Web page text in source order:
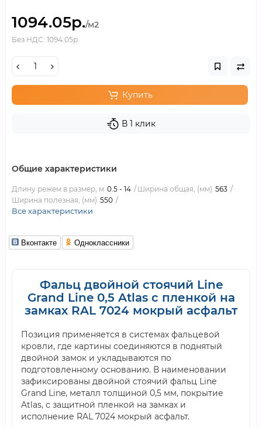
1094.05р./м2
Без НДС: 1094.05р.
Купить
В 1 клик
Общие характеристики
Длину режем в размер, м 0.5 - 14 Ширина общая, (мм) 563
Ширина полезная, (мм) 550
Все характеристики
Вконтакте Одноклассники
Фальц двойной стоячий Line
Grand Line 0,5 Atlas с пленкой на
замках RAL 7024 мокрый асфальт
Позиция применяется в системах фальцевой
кровли, где картины соединяются в поднятый
двойной замок и укладываются по
подготовленному основанию. В наименовании
зафиксированы двойной стоячий фальц Line
Grand Line, металл толщиной 0,5 мм, покрытие
Atlas, с защитной пленкой на замках и
исполнение RAL 7024 мокрый асфальт.